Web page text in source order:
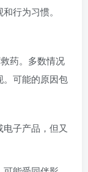
行为习惯。
药。多数情况
。可能的原因包
电子产品，但又